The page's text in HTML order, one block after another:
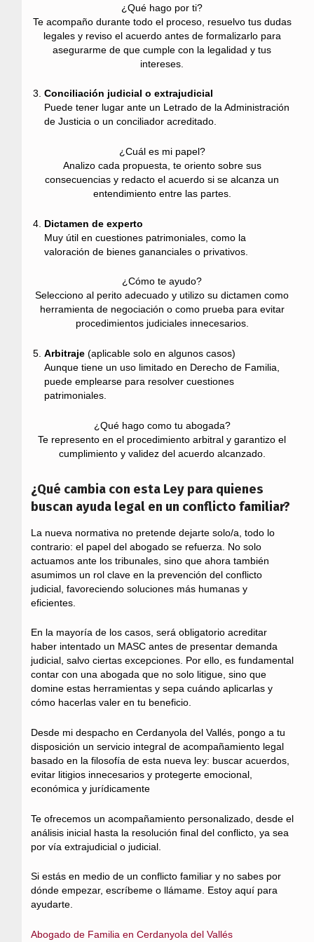
¿Qué hago por ti?
Te acompaño durante todo el proceso, resuelvo tus dudas
legales y reviso el acuerdo antes de formalizarlo para
asegurarme de que cumple con la legalidad y tus
intereses.
Conciliación judicial o extrajudicial
Puede tener lugar ante un Letrado de la Administración
de Justicia o un conciliador acreditado.
¿Cuál es mi papel?
Analizo cada propuesta, te oriento sobre sus
consecuencias y redacto el acuerdo si se alcanza un
entendimiento entre las partes.
Dictamen de experto
Muy útil en cuestiones patrimoniales, como la
valoración de bienes gananciales o privativos.
¿Cómo te ayudo?
Selecciono al perito adecuado y utilizo su dictamen como
herramienta de negociación o como prueba para evitar
procedimientos judiciales innecesarios.
Arbitraje(aplicable solo en algunos casos)
Aunque tiene un uso limitado en Derecho de Familia,
puede emplearse para resolver cuestiones
patrimoniales.
¿Qué hago como tu abogada?
Te represento en el procedimiento arbitral y garantizo el
cumplimiento y validez del acuerdo alcanzado.
¿Qué cambia con esta Ley para quienes
buscan ayuda legal en un conflicto familiar?
La nueva normativa no pretende dejarte solo/a, todo lo
contrario: el papel del abogado se refuerza. No solo
actuamos ante los tribunales, sino que ahora también
asumimos un rol clave en la prevención del conflicto
judicial, favoreciendo soluciones más humanas y
eficientes.
En la mayoría de los casos, será obligatorio acreditar
haber intentado un MASC antes de presentar demanda
judicial, salvo ciertas excepciones. Por ello, es fundamental
contar con una abogada que no solo litigue, sino que
domine estas herramientas y sepa cuándo aplicarlas y
cómo hacerlas valer en tu beneficio.
Desde mi despacho en Cerdanyola del Vallés, pongo a tu
disposición un servicio integral de acompañamiento legal
basado en la filosofía de esta nueva ley: buscar acuerdos,
evitar litigios innecesarios y protegerte emocional,
económica y jurídicamente
Te ofrecemos un acompañamiento personalizado, desde el
análisis inicial hasta la resolución final del conflicto, ya sea
por vía extrajudicial o judicial.
Si estás en medio de un conflicto familiar y no sabes por
dónde empezar, escríbeme o llámame. Estoy aquí para
ayudarte.
Abogado de Familia en Cerdanyola del Vallés